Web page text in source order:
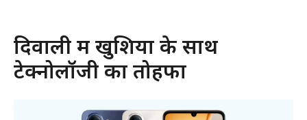
दिवाली में खुशियों के साथ
टेक्नोलॉजी का तोहफा